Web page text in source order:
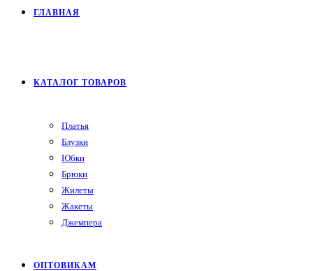
ГЛАВНАЯ
КАТАЛОГ ТОВАРОВ
Платья
Блузки
Юбки
Брюки
Жилеты
Жакеты
Джемпера
ОПТОВИКАМ